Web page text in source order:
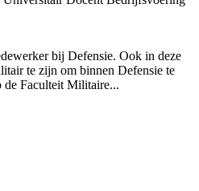
bij Defensie. Ook in deze
te zijn om binnen Defensie te
de Faculteit Militaire...